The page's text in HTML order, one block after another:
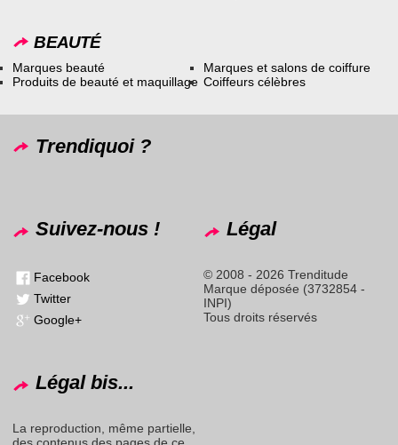
BEAUTÉ
Marques beauté
Produits de beauté et maquillage
Marques et salons de coiffure
Coiffeurs célèbres
Trendiquoi ?
Suivez-nous !
Facebook
Twitter
Google+
Légal
© 2008 - 2026 Trenditude
Marque déposée (3732854 -
INPI)
Tous droits réservés
Légal bis...
La reproduction, même partielle,
des contenus des pages de ce